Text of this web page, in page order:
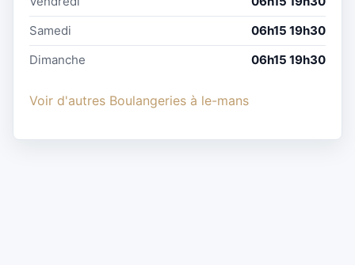
Samedi
06h15 19h30
Dimanche
06h15 19h30
Voir d'autres Boulangeries à le-mans